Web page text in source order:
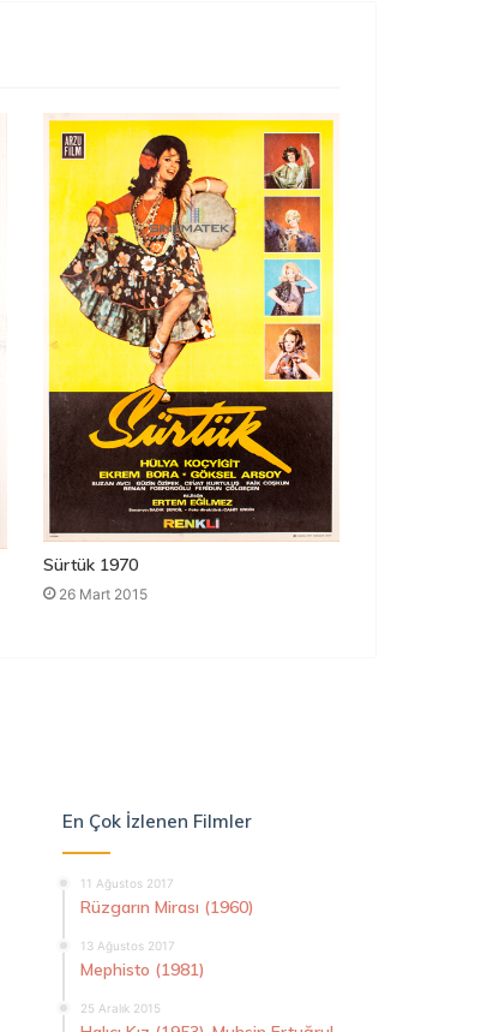
Sürtük 1970
26 Mart 2015
En Çok İzlenen Filmler
11 Ağustos 2017
Rüzgarın Mirası (1960)
13 Ağustos 2017
Mephisto (1981)
25 Aralık 2015